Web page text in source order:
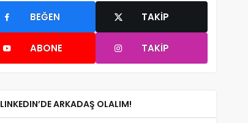
BEĞEN TAKIP
ABONE TAKIP
LINKEDIN’DE ARKADAŞ OLALIM!